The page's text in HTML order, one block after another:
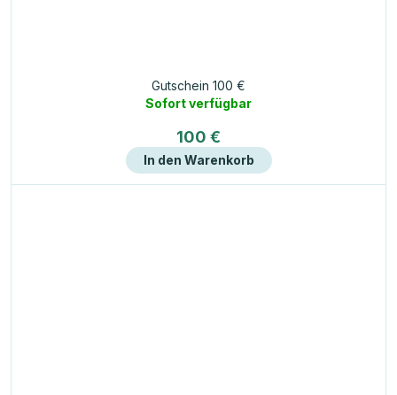
Gutschein 100 €
Sofort verfügbar
100 €
In den Warenkorb